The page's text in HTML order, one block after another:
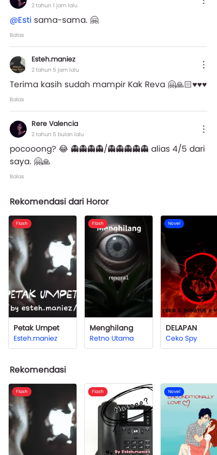
2 tahun 1 jam lalu
@Esti sama-sama. 🤗
Balas
Esteh.maniez
2 tahun 5 jam lalu
Terima kasih sudah mampir Kak Reva 🤗🙏🏻♥️♥️♥️
Balas
Rere Valencia
2 tahun 5 bulan lalu
pocooong? 😂 👻👻👻👻/👻👻👻👻👻 alias 4/5 dari
saya. 🤗🙏
Balas
Rekomendasi dari Horor
Flash
Petak Umpet
Esteh.maniez
Flash
Menghilang
Retno Utama
Novel
DELAPAN
Ceko Spy
Rekomendasi
Flash Flash Novel